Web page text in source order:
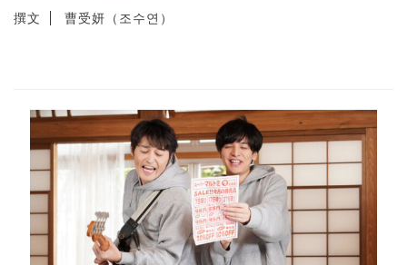
撰文 曹受妍（조수연）